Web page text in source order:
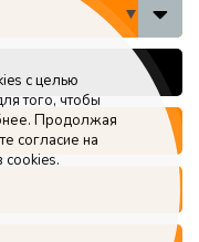
с целью
того, чтобы
Продолжая
согласие на
cookies.